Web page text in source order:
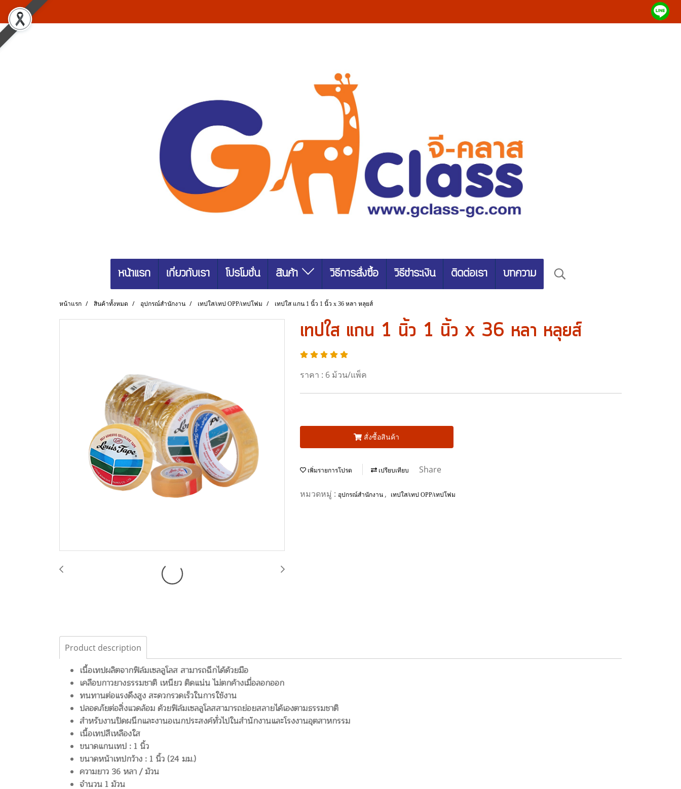
หน้าแรก เกี่ยวกับเรา โปรโมชั่น สินค้า วิธีการสั่งซื้อ วิธีชำระเงิน ติดต่อเรา บทความ
หน้าแรก สินค้าทั้งหมด อุปกรณ์สำนักงาน เทปใส/เทป OPP/เทปโฟม เทปใส แกน 1 นิ้ว 1 นิ้ว x 36 หลา หลุยส์
เทปใส แกน 1 นิ้ว 1 นิ้ว x 36 หลา หลุยส์
ราคา : 6 ม้วน/แพ็ค
สั่งซื้อสินค้า
เพิ่มรายการโปรด เปรียบเทียบ Share
หมวดหมู่ : อุปกรณ์สำนักงาน , เทปใส/เทป OPP/เทปโฟม
Product description
เนื้อเทปผลิตจากฟิล์มเซลลูโลส สามารถฉีกได้ด้วยมือ
เคลือบกาวยางธรรมชาติ เหนียว ติดแน่น ไม่ตกค้างเมื่อลอกออก
ทนทานต่อแรงดึงสูง สะดวกรวดเร็วในการใช้งาน
ปลอดภัยต่อสิ่งแวดล้อม ด้วยฟิล์มเซลลูโลสสามารถย่อยสลายได้เองตามธรรมชาติ
สำหรับงานปิดผนึกและงานอเนกประสงค์ทั่วไปในสำนักงานและโรงงานอุตสาหกรรม
เนื้อเทปสีเหลืองใส
ขนาดแกนเทป : 1 นิ้ว
ขนาดหน้าเทปกว้าง : 1 นิ้ว (24 มม.)
ความยาว 36 หลา / ม้วน
จำนวน 1 ม้วน